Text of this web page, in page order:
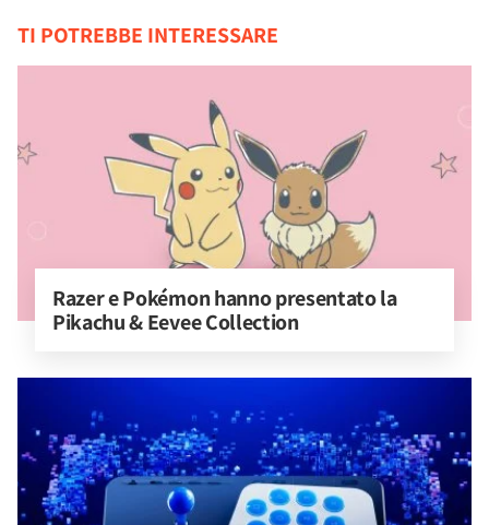
TI POTREBBE INTERESSARE
Razer e Pokémon hanno presentato la
Pikachu & Eevee Collection